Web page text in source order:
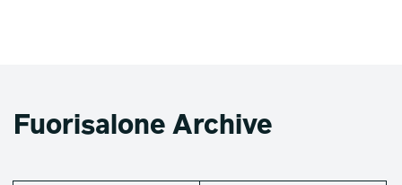
Fuorisalone Archive